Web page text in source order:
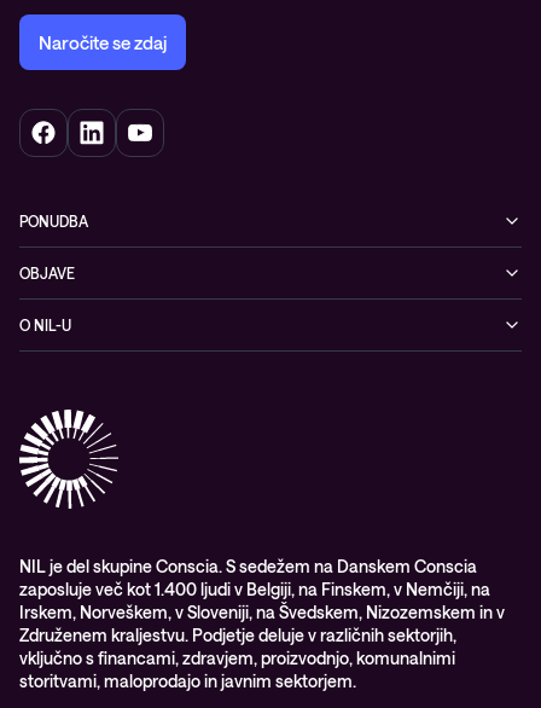
Naročite se zdaj
PONUDBA
Omrežje
Hibridni oblak
Izobraževanje
Upravljane IT storitve in podpora
Opazljivost
OBJAVE
Blogi
Videi
Vodiči
O NIL-U
Partnerji
Nagrade & priznanja industrije
WORK@NIL
Študenti
Trajnost in družbena odgovornost
NIL je del skupine Conscia. S sedežem na Danskem Conscia
zaposluje več kot 1.400 ljudi v Belgiji, na Finskem, v Nemčiji, na
Irskem, Norveškem, v Sloveniji, na Švedskem, Nizozemskem in v
Združenem kraljestvu. Podjetje deluje v različnih sektorjih,
vključno s financami, zdravjem, proizvodnjo, komunalnimi
storitvami, maloprodajo in javnim sektorjem.